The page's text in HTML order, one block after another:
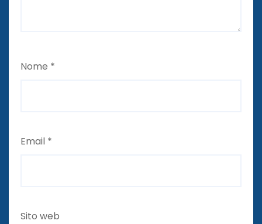
Nome *
Email *
Sito web